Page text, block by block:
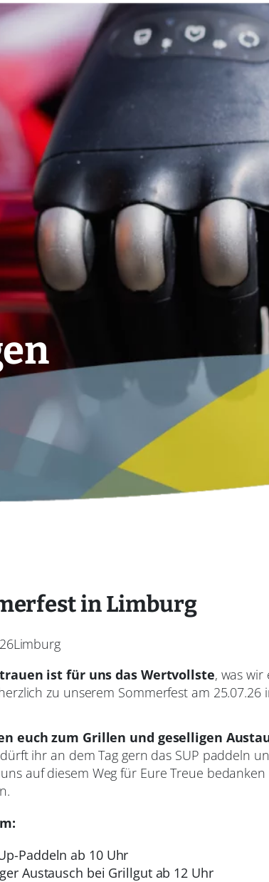
Leben mit Amputation Über Uns
in Limburg
Limburg
ist für uns das Wertvollste, was
zu unserem Sommerfest am 25.07.26
euch zum Grillen und geselligen
ihr an dem Tag gern das SUP paddeln
auf diesem Weg für Eure Treue
Paddeln ab 10 Uhr
Austausch bei Grillgut ab 12 Uhr